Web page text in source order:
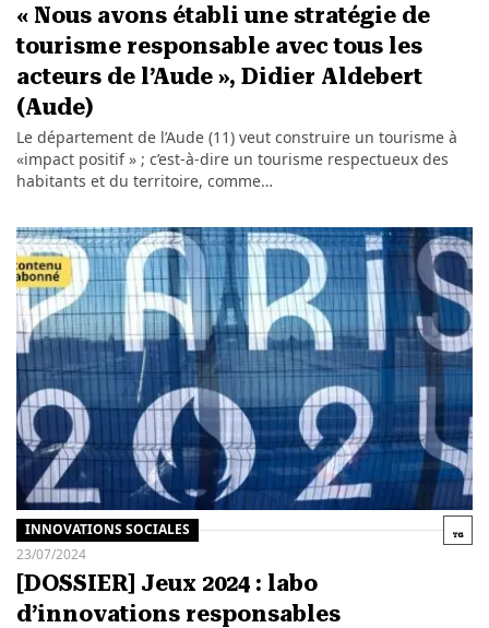
« Nous avons établi une stratégie de
tourisme responsable avec tous les
acteurs de l’Aude », Didier Aldebert
(Aude)
Le département de l’Aude (11) veut construire un tourisme à
«impact positif » ; c’est-à-dire un tourisme respectueux des
habitants et du territoire, comme…
INNOVATIONS SOCIALES
23/07/2024
[DOSSIER] Jeux 2024 : labo
d’innovations responsables